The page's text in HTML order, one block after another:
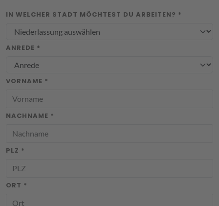
IN WELCHER STADT MÖCHTEST DU ARBEITEN? *
ANREDE *
VORNAME *
NACHNAME *
PLZ *
ORT *